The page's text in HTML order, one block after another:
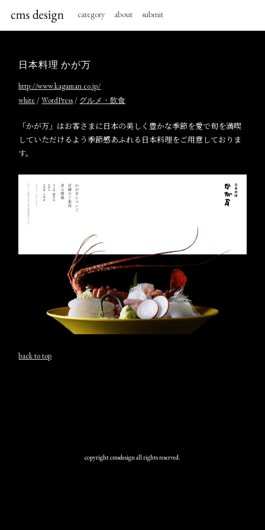
category about submit
日本料理 かが万
http://www.kagaman.co.jp/
white /WordPress / グルメ・飲食
「かが万」はお客さまに日本の美しく豊かな季節を愛で旬を満喫
していただけるよう季節感あふれる日本料理をご用意しておりま
す。
back to top
copyright cmsdesign all rights reserved.